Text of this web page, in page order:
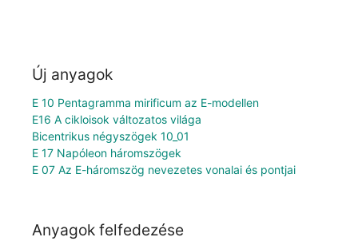
Új anyagok
E 10 Pentagramma mirificum az E-modellen
E16 A cikloisok változatos világa
Bicentrikus négyszögek 10_01
E 17 Napóleon háromszögek
E 07 Az E-háromszög nevezetes vonalai és pontjai
Anyagok felfedezése